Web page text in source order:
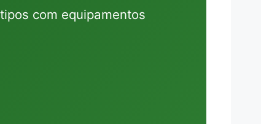
com equipamentos